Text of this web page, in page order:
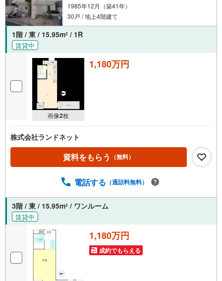
1985年12月（築41年）
30戸 / 地上4階建て
1階 / 東 / 15.95m2 / 1R
賃貸中
画像2枚
1,180万円
株式会社ランドネット
資料をもらう （無料）
電話する （通話料無料）
3階 / 東 / 15.95m2 / ワンルーム
賃貸中
1,180万円
成約でもらえる